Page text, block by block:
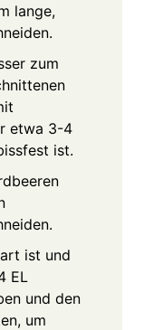
lange,
zum
etwa 3-4
ist.
ist und
EL
und den
um